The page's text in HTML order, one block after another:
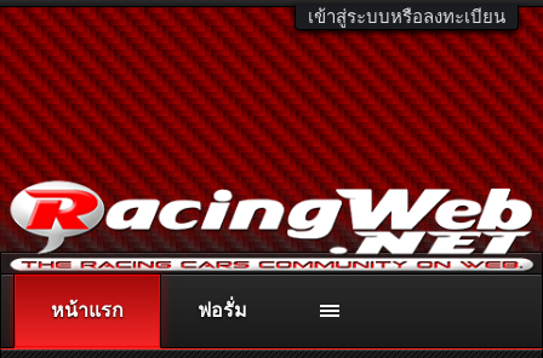
เข้าสู่ระบบหรือลงทะเบียน
ติดต่อลงโฆษณา racingweb@gmail.comหรือโทร. 081-811-1138
หรืออ่านรายละเอียดเพิ่มเติม คลิกที่นี่
หน้าแรก ฟอรั่ม